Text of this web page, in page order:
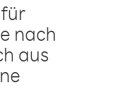
nach
aus